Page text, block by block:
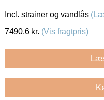
Incl. strainer og vandlås
7490.6 kr. (Vis fragtpris)